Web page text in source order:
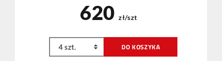
620 zł/szt
DO KOSZYKA